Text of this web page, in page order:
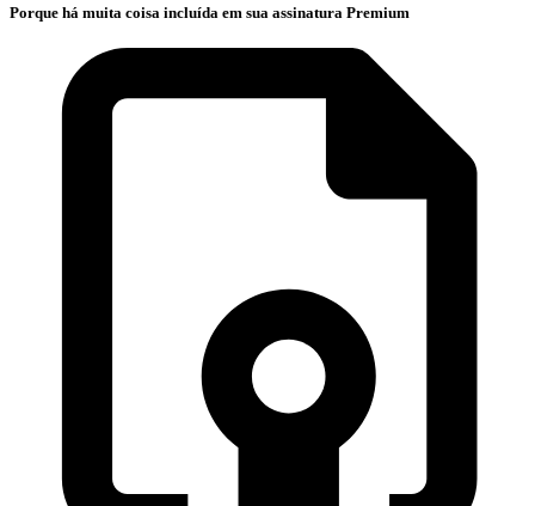
Porque há muita coisa incluída em sua assinatura Premium